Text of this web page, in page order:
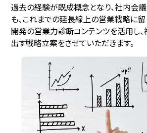
過去の経験が既成概念となり、社内会
も、これまでの延長線上の営業戦略に留
開発の営業⼒診断コンテンツを活用し
出す戦略立案をさせていただきます。